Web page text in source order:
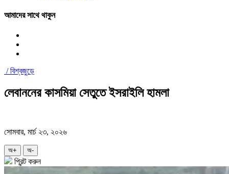
আমাদের সাথে থাকুন
/বিশ্বজুড়ে
লেবাননের কাসমিয়া সেতুতে ইসরাইলি হামলা
সোমবার, মার্চ ২৩, ২০২৬
অ+ অ-
প্রিন্ট করুন